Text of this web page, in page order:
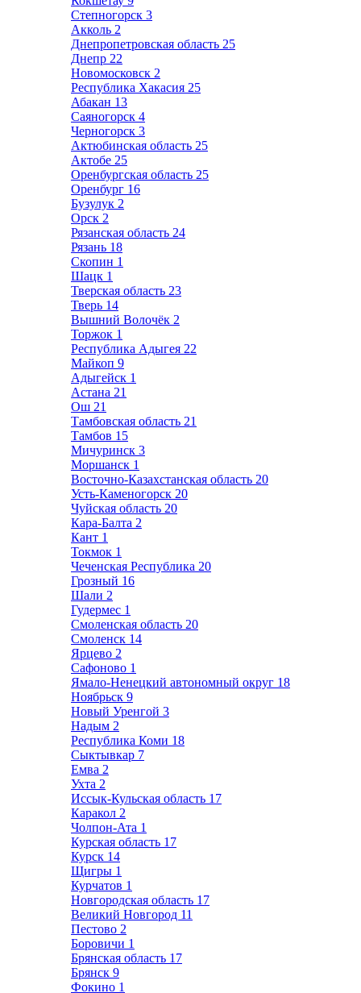
Степногорск 3
Акколь 2
Днепропетровская область 25
Днепр 22
Новомосковск 2
Республика Хакасия 25
Абакан 13
Саяногорск 4
Черногорск 3
Актюбинская область 25
Актобе 25
Оренбургская область 25
Оренбург 16
Бузулук 2
Орск 2
Рязанская область 24
Рязань 18
Скопин 1
Шацк 1
Тверская область 23
Тверь 14
Вышний Волочёк 2
Торжок 1
Республика Адыгея 22
Майкоп 9
Адыгейск 1
Астана 21
Ош 21
Тамбовская область 21
Тамбов 15
Мичуринск 3
Моршанск 1
Восточно-Казахстанская область 20
Усть-Каменогорск 20
Чуйская область 20
Кара-Балта 2
Кант 1
Токмок 1
Чеченская Республика 20
Грозный 16
Шали 2
Гудермес 1
Смоленская область 20
Смоленск 14
Ярцево 2
Сафоново 1
Ямало-Ненецкий автономный округ 18
Ноябрьск 9
Новый Уренгой 3
Надым 2
Республика Коми 18
Сыктывкар 7
Емва 2
Ухта 2
Иссык-Кульская область 17
Каракол 2
Чолпон-Ата 1
Курская область 17
Курск 14
Щигры 1
Курчатов 1
Новгородская область 17
Великий Новгород 11
Пестово 2
Боровичи 1
Брянская область 17
Брянск 9
Фокино 1